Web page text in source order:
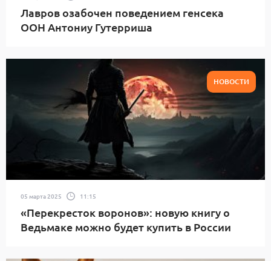
Лавров озабочен поведением генсека
ООН Антониу Гутерриша
НОВОСТИ
05 марта 2025 11:15
«Перекресток воронов»: новую книгу о
Ведьмаке можно будет купить в России